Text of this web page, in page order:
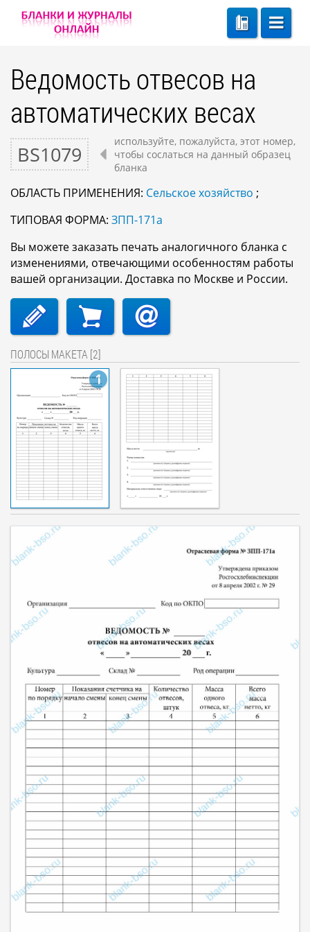
Ведомость отвесов на
автоматических весах
BS1079
используйте, пожалуйста, этот номер,
чтобы сослаться на данный образец
бланка
ОБЛАСТЬ ПРИМЕНЕНИЯ: Сельское хозяйство ;
ТИПОВАЯ ФОРМА: ЗПП-171а
Вы можете заказать печать аналогичного бланка с
изменениями, отвечающими особенностям работы
вашей организации. Доставка по Москве и России.
ПОЛОСЫ МАКЕТА [2]
1